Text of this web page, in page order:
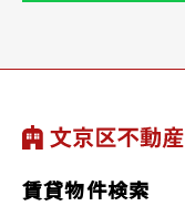
賃貸物件検索